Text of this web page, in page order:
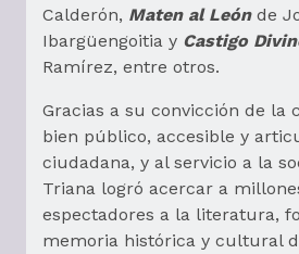
Calderón, Maten al Leónde
Ibargüengoitia y Castigo
Ramírez, entre otros.
Gracias a su convicción de la
bien público, accesible y
ciudadana, y al servicio a la
Triana logró acercar a
espectadores a la literatura,
memoria histórica y cultural